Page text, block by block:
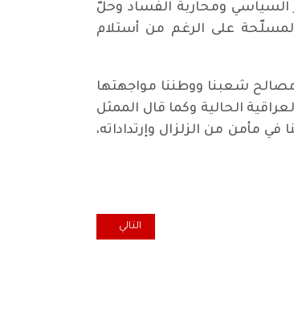
السياسي ومحاربة الفساد وحلّ
على الرغم من أستلام
ومصالح شعبنا ووطننا مواجهتها
الحالية وكما قال الممثل
مأمن من الزلزال وإرتداداته،
المقال التالي: الملا محمد كويي
التالي